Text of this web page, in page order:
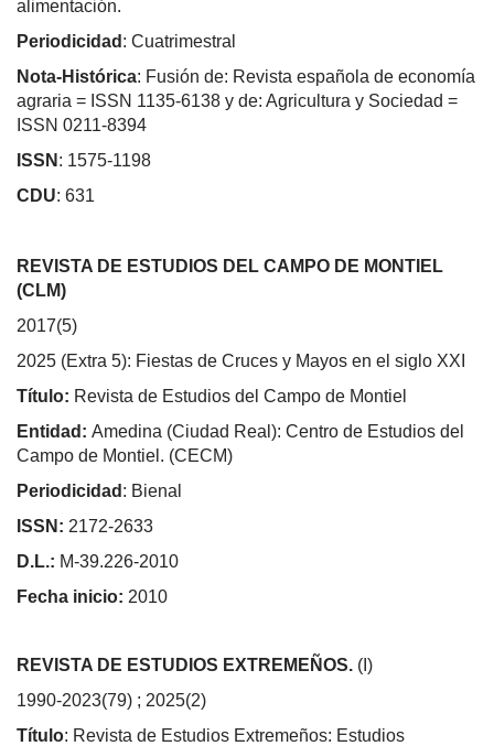
alimentación.
Periodicidad : Cuatrimestral
Nota-Histórica: Fusión de: Revista española de economía
agraria = ISSN 1135-6138 y de: Agricultura y Sociedad =
ISSN 0211-8394
ISSN : 1575-1198
CDU: 631
REVISTA DE ESTUDIOS DEL CAMPO DE MONTIEL
(CLM)
2017(5)
2025 (Extra 5): Fiestas de Cruces y Mayos en el siglo XXI
Título: Revista de Estudios del Campo de Montiel
Entidad: Amedina (Ciudad Real): Centro de Estudios del
Campo de Montiel. (CECM)
Periodicidad : Bienal
ISSN: 2172-2633
D.L.: M-39.226-2010
Fecha inicio: 2010
REVISTA DE ESTUDIOS EXTREMEÑOS. (I)
1990-2023(79) ; 2025(2)
Título: Revista de Estudios Extremeños: Estudios